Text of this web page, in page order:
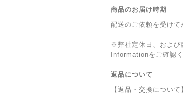
商品のお届け時期
配送のご依頼を受けて
※弊社定休日、および
Informationをご確認く
返品について
【返品・交換につい